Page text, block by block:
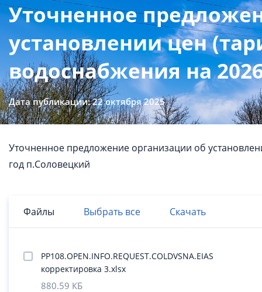
Уточненное
установлении цен
водоснабжения на
Дата публикации: 22 октября 2025
Уточненное предложение организации об
год п.Соловецкий
Файлы Выбрать все Скачать
PP108.OPEN.INFO.REQUEST.COLDVSNA.EIAS
корректировка 3.xlsx
880.59 КБ